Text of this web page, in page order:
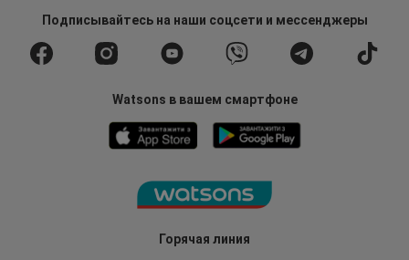
Горячая линия
Подписывайтесьна наши соцсети и мессенджеры
Watsons в вашем смартфоне